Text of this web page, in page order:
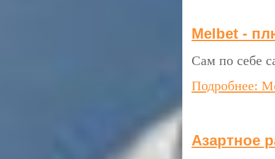
Melbet -
Сам по себе
Подробнее:
Азартное